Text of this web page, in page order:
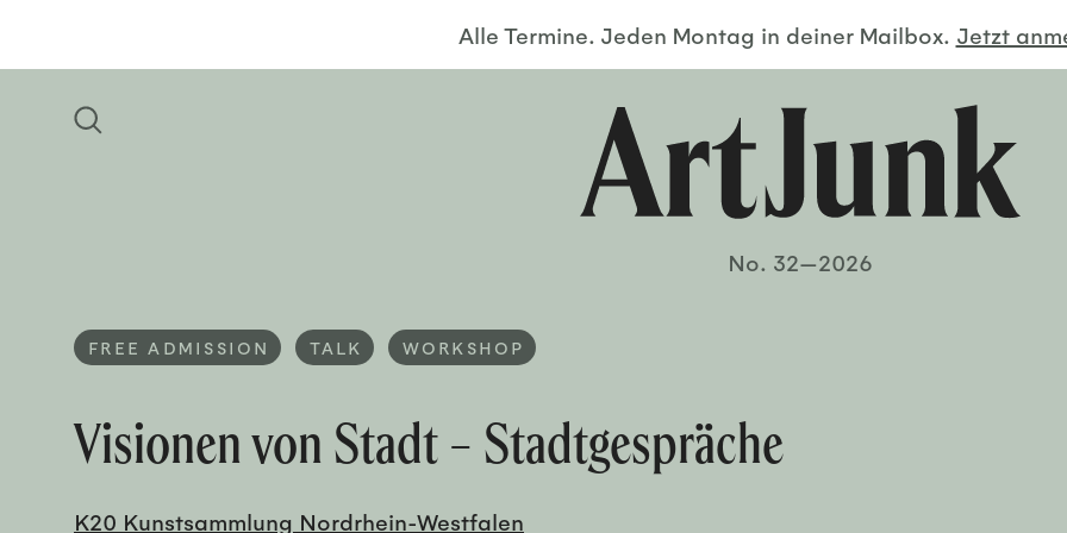
Alle Termine. Jeden Montag in deiner Mailbox. Jetzt
No. 32—2026
FREE ADMISSION TALK WORKSHOP
Visionen von Stadt – Stadtgespräche
K20 Kunstsammlung Nordrhein-Westfalen